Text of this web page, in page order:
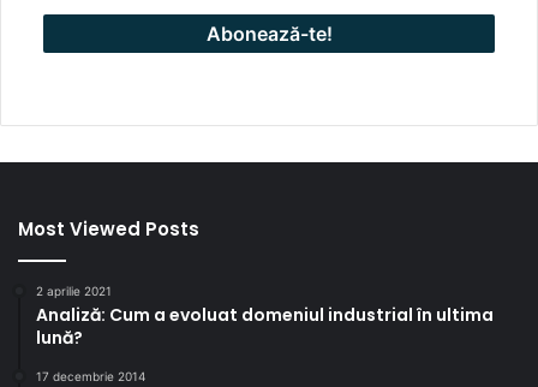
Most Viewed Posts
2 aprilie 2021
Analiză: Cum a evoluat domeniul industrial în ultima
lună?
17 decembrie 2014